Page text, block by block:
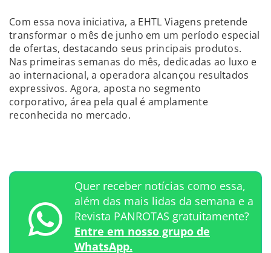
Com essa nova iniciativa, a EHTL Viagens pretende
transformar o mês de junho em um período especial
de ofertas, destacando seus principais produtos.
Nas primeiras semanas do mês, dedicadas ao luxo e
ao internacional, a operadora alcançou resultados
expressivos. Agora, aposta no segmento
corporativo, área pela qual é amplamente
reconhecida no mercado.
Quer receber notícias como essa,
além das mais lidas da semana e a
Revista PANROTAS gratuitamente?
Entre em nosso grupo de
WhatsApp.